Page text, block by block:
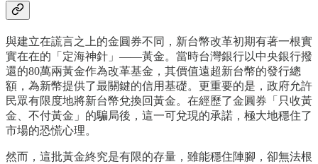
與建立在謊言之上的金圓券不同，新台幣改革初期有著一根實
實在在的「定海神針」——黃金。當時台灣銀行以中央銀行撥
還的80萬兩黃金作為改革基金，其價值遠超新台幣的發行總
額，為新幣提供了最關鍵的信用基礎。更重要的是，政府允許
民眾有限度地將新台幣兌換回黃金。在經歷了金圓券「只收黃
金、不付黃金」的騙局後，這一可兌現的承諾，極大地穩住了
市場的恐慌心理。
然而，這批黃金終究是有限的存量，雖能穩住陣腳，卻無法根